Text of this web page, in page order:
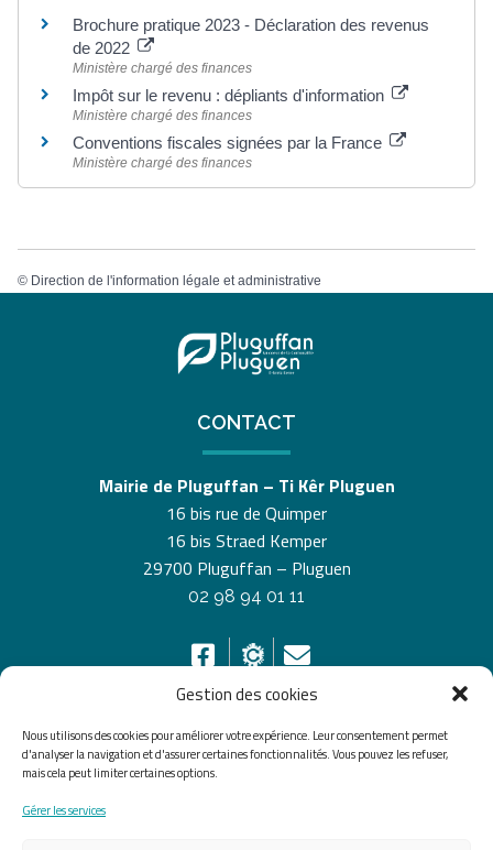
Gestion des cookies
Nous utilisons des cookies pour améliorer votre expérience. Leur consentement permet
d'analyser la navigation et d'assurer certaines fonctionnalités. Vous pouvez les refuser,
mais cela peut limiter certaines options.
Gérer les services
Brochure pratique 2023 - Déclaration des revenus
de 2022
Ministère chargé des finances
Impôt sur le revenu : dépliants d'information
Ministère chargé des finances
Conventions fiscales signées par la France
Ministère chargé des finances
© Direction de l'information légale et administrative
CONTACT
Mairie de Pluguffan – Ti Kêr Pluguen
16 bis rue de Quimper
16 bis Straed Kemper
29700 Pluguffan – Pluguen
02 98 94 01 11
HORAIRES D’OUVERTURE
Du lundi au vendredi de 8h30 à 12h30 et de 13h30 à